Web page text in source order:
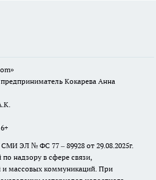
Кокарева Анна
ЭЛ № ФС 77 – 89928 от 29.08.2025г.
надзору в сфере связи,
массовых коммуникаций. При